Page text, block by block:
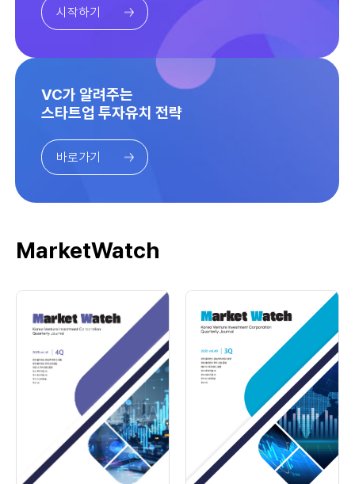
시작하기
VC가 알려주는
스타트업 투자유치 전략
바로가기
MarketWatch